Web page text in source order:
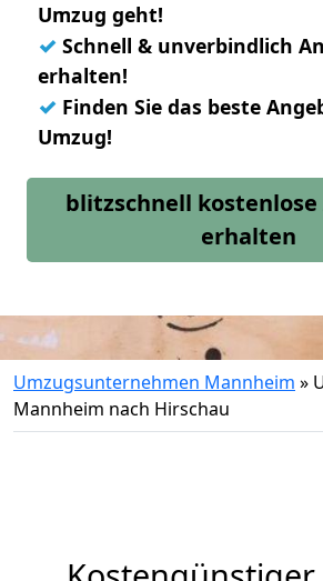
Umzug geht!
✓ Schnell & unverbindlich
erhalten!
✓ Finden Sie das beste
Umzug!
blitzschnell
erhalten
Umzugsunternehmen Mannheim »
Mannheim nach Hirschau